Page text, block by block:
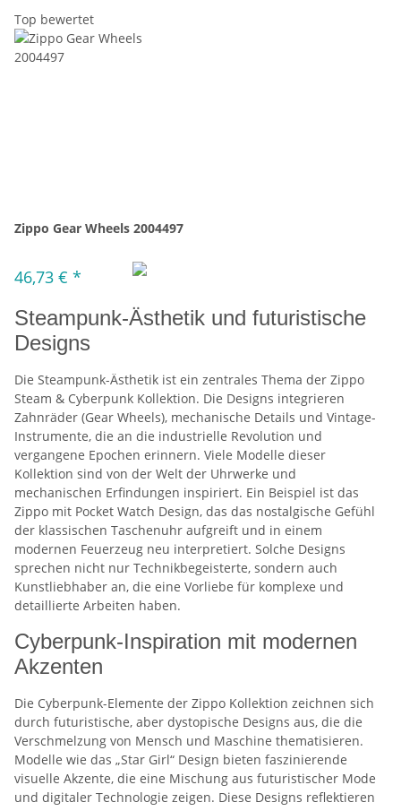
Top bewertet
Zippo Gear Wheels 2004497
46,73 € *
Steampunk-Ästhetik und futuristische
Designs
Die Steampunk-Ästhetik ist ein zentrales Thema der Zippo
Steam & Cyberpunk Kollektion. Die Designs integrieren
Zahnräder (Gear Wheels), mechanische Details und Vintage-
Instrumente, die an die industrielle Revolution und
vergangene Epochen erinnern. Viele Modelle dieser
Kollektion sind von der Welt der Uhrwerke und
mechanischen Erfindungen inspiriert. Ein Beispiel ist das
Zippo mit Pocket Watch Design, das das nostalgische Gefühl
der klassischen Taschenuhr aufgreift und in einem
modernen Feuerzeug neu interpretiert. Solche Designs
sprechen nicht nur Technikbegeisterte, sondern auch
Kunstliebhaber an, die eine Vorliebe für komplexe und
detaillierte Arbeiten haben.
Cyberpunk-Inspiration mit modernen
Akzenten
Die Cyberpunk-Elemente der Zippo Kollektion zeichnen sich
durch futuristische, aber dystopische Designs aus, die die
Verschmelzung von Mensch und Maschine thematisieren.
Modelle wie das „Star Girl“ Design bieten faszinierende
visuelle Akzente, die eine Mischung aus futuristischer Mode
und digitaler Technologie zeigen. Diese Designs reflektieren